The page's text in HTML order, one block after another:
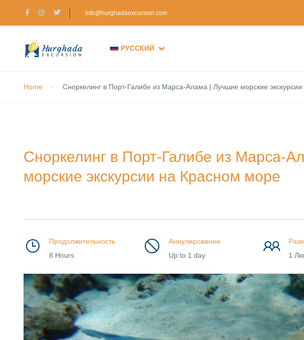
info@hurghadaexcursion.com
РУССКИЙ
Home Сноркелинг в Порт-Галибе из Марса-Алама | Лучшие морские
Сноркелинг в Порт-Галибе из Марса-
морские экскурсии на Красном море
Продолжительность
8 Hours
Аннулирование
Up to 1 day
1